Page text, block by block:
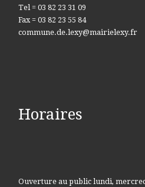
Tel = 03 82 23 31 09
Fax = 03 82 23 55 84
commune.de.lexy@mairielexy.fr
Horaires
Ouverture au public lundi,